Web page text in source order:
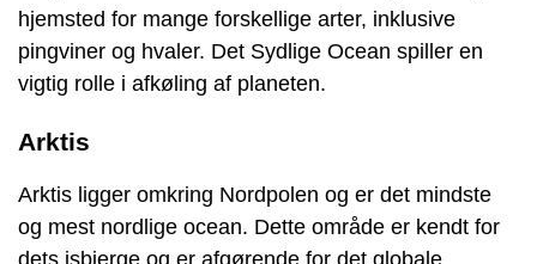
hjemsted for mange forskellige arter, inklusive
pingviner og hvaler. Det Sydlige Ocean spiller en
vigtig rolle i afkøling af planeten.
Arktis
Arktis ligger omkring Nordpolen og er det mindste
og mest nordlige ocean. Dette område er kendt for